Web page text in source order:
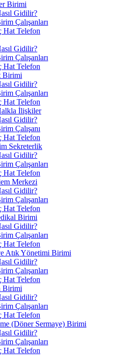
Birimi
Gidilir?
Çalışanları
Hat Telefon
Gidilir?
Çalışanları
Hat Telefon
Birimi
Gidilir?
Çalışanları
Hat Telefon
İlişkiler
Gidilir?
Çalışanı
Hat Telefon
Sekreterlik
Gidilir?
Çalışanları
Hat Telefon
Merkezi
Gidilir?
Çalışanları
Hat Telefon
Birimi
Gidilir?
Çalışanları
Hat Telefon
Atık Yönetimi Birimi
Gidilir?
Çalışanları
Hat Telefon
Birimi
Gidilir?
Çalışanları
Hat Telefon
(Döner Sermaye) Birimi
Gidilir?
Çalışanları
Hat Telefon